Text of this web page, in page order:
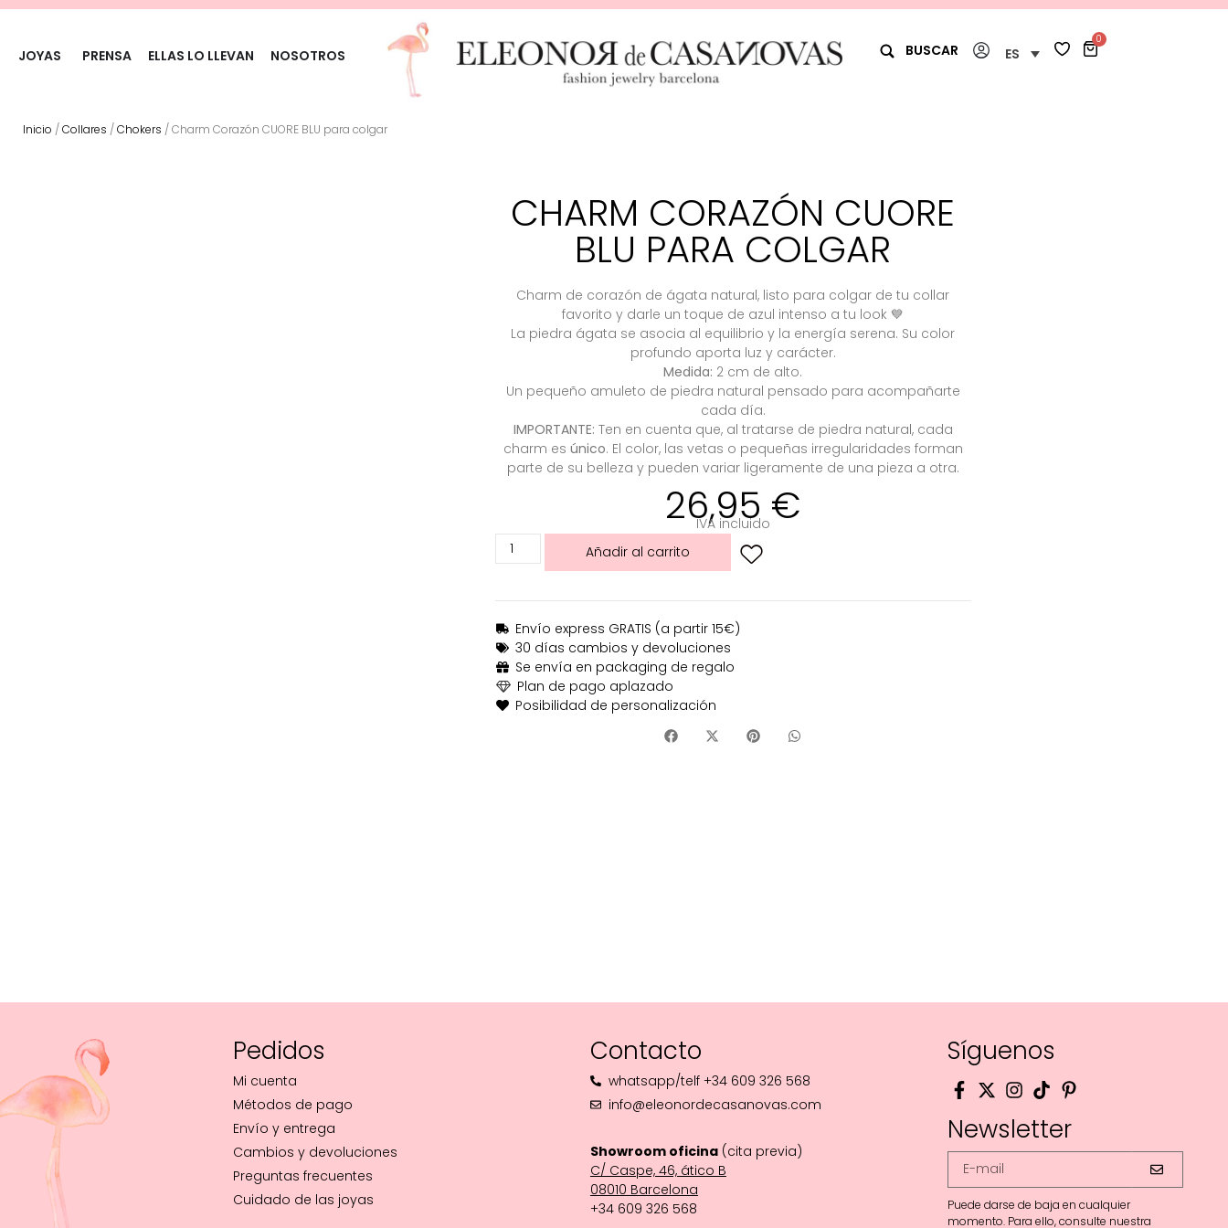
JOYAS PRENSA ELLAS LO LLEVAN NOSOTROS BUSCAR ES
0
Inicio /Collares /Chokers / Charm Corazón CUORE BLU para colgar
CHARM CORAZÓN CUORE
BLU PARA COLGAR
Charm de corazón de ágata natural, listo para colgar de tu collar
favorito y darle un toque de azul intenso a tu look 💙
La piedra ágata se asocia al equilibrio y la energía serena. Su color
profundo aporta luz y carácter.
Medida: 2 cm de alto.
Un pequeño amuleto de piedra natural pensado para acompañarte
cada día.
IMPORTANTE: Ten en cuenta que, al tratarse de piedra natural, cada
charm es único. El color, las vetas o pequeñas irregularidades forman
parte de su belleza y pueden variar ligeramente de una pieza a otra.
26,95 €
IVA incluido
Añadir al carrito
Envío express GRATIS (a partir 15€)
30 días cambios y devoluciones
Se envía en packaging de regalo
Plan de pago aplazado
Posibilidad de personalización
Pedidos
Mi cuenta
Métodos de pago
Envío y entrega
Cambios y devoluciones
Preguntas frecuentes
Cuidado de las joyas
Contacto
whatsapp/telf +34 609 326 568
info@eleonordecasanovas.com
Showroom oficina(cita previa)
C/ Caspe, 46, ático B
08010 Barcelona‬
+34 609 326 568
Síguenos
Newsletter
Puede darse de baja en cualquier
momento. Para ello, consulte nuestra